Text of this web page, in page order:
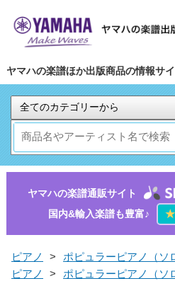
ヤマハの楽譜ほか出版商品の情報サイ
ヤマハの楽譜通販サイト
国内&輸入楽譜も豊富♪
★
ピアノ > ポピュラーピアノ（ソ
ピアノ
>
ポピュラーピアノ（ソ